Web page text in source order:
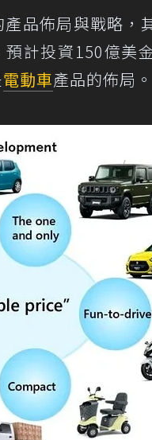
品佈局與戰略，
計投資150億美
電動車產品的佈局。